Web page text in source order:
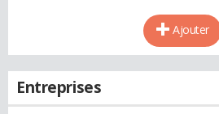
Ajouter
Entreprises